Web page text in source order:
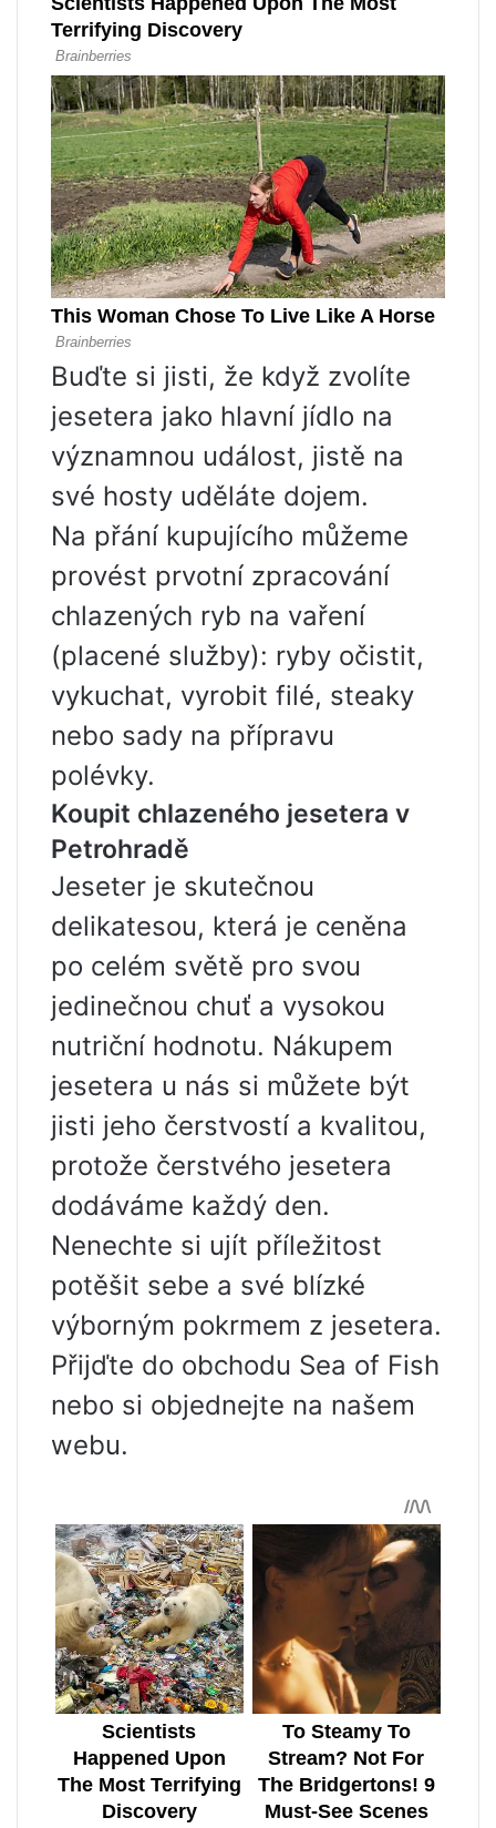
Buďte si jisti, že když zvolíte
jesetera jako hlavní jídlo na
významnou událost, jistě na
své hosty uděláte dojem.
Na přání kupujícího můžeme
provést prvotní zpracování
chlazených ryb na vaření
(placené služby): ryby očistit,
vykuchat, vyrobit filé, steaky
nebo sady na přípravu
polévky.
Koupit chlazeného jesetera v
Petrohradě
Jeseter je skutečnou
delikatesou, která je ceněna
po celém světě pro svou
jedinečnou chuť a vysokou
nutriční hodnotu. Nákupem
jesetera u nás si můžete být
jisti jeho čerstvostí a kvalitou,
protože čerstvého jesetera
dodáváme každý den.
Nenechte si ujít příležitost
potěšit sebe a své blízké
výborným pokrmem z jesetera.
Přijďte do obchodu Sea of ​​Fish
nebo si objednejte na našem
webu.